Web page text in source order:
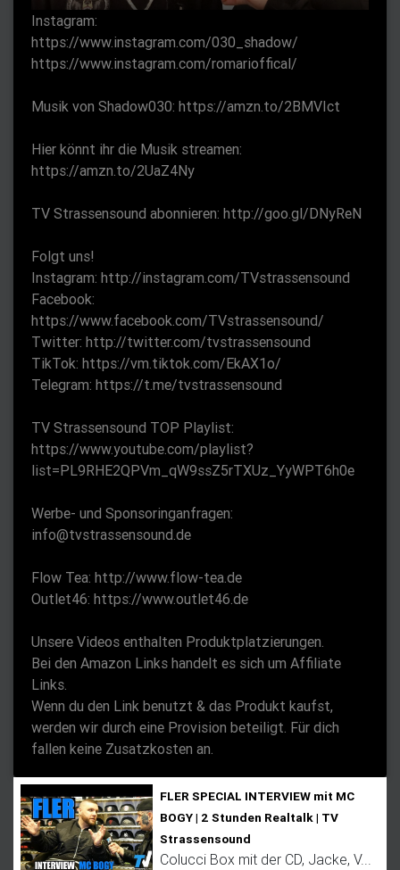
a
M
u
t
i
Instagram:
https://www.instagram.com/030_shadow/
https://www.instagram.com/romarioffical/
Musik von Shadow030: https://amzn.to/2BMVIct
Hier könnt ihr die Musik streamen:
https://amzn.to/2UaZ4Ny
TV Strassensound abonnieren: http://goo.gl/DNyReN
Folgt uns!
Instagram: http://instagram.com/TVstrassensound
Facebook:
https://www.facebook.com/TVstrassensound/
Twitter: http://twitter.com/tvstrassensound
TikTok: https://vm.tiktok.com/EkAX1o/
Telegram: https://t.me/tvstrassensound
TV Strassensound TOP Playlist:
https://www.youtube.com/playlist?
list=PL9RHE2QPVm_qW9ssZ5rTXUz_YyWPT6h0e
Werbe- und Sponsoringanfragen:
info@tvstrassensound.de
Flow Tea: http://www.flow-tea.de
Outlet46: https://www.outlet46.de
Unsere Videos enthalten Produktplatzierungen.
Bei den Amazon Links handelt es sich um Affiliate
Links.
Wenn du den Link benutzt & das Produkt kaufst,
werden wir durch eine Provision beteiligt. Für dich
fallen keine Zusatzkosten an.
FLER SPECIAL INTERVIEW mit MC
BOGY | 2 Stunden Realtalk | TV
Strassensound
Colucci Box mit der CD, Jacke, V...